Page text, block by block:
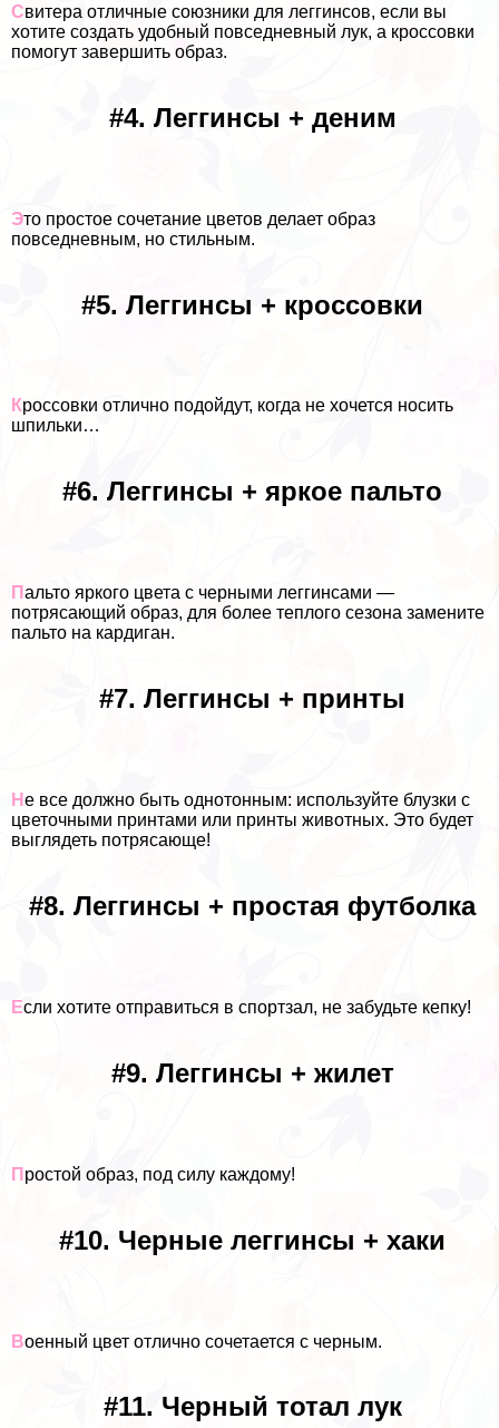
Свитера отличные союзники для леггинсов, если вы
хотите создать удобный повседневный лук, а кроссовки
помогут завершить образ.
#4. Леггинсы + деним
Это простое сочетание цветов делает образ
повседневным, но стильным.
#5. Леггинсы + кроссовки
Кроссовки отлично подойдут, когда не хочется носить
шпильки…
#6. Леггинсы + яркое пальто
П альто яркого цвета с черными леггинсами —
потрясающий образ, для более теплого сезона замените
пальто на кардиган.
#7. Леггинсы + принты
Н е все должно быть однотонным: используйте блузки с
цветочными принтами или принты животных. Это будет
выглядеть потрясающе!
#8. Леггинсы + простая футболка
Если хотите отправиться в спортзал, не забудьте кепку!
#9. Леггинсы + жилет
П ростой образ, под силу каждому!
#10. Черные леггинсы + хаки
Военный цвет отлично сочетается с черным.
#11. Черный тотал лук